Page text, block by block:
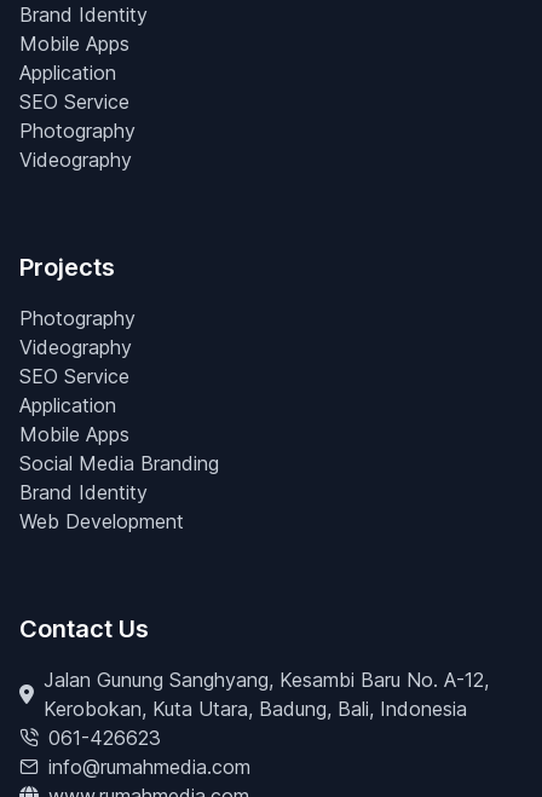
Brand Identity
Mobile Apps
Application
SEO Service
Photography
Videography
Projects
Photography
Videography
SEO Service
Application
Mobile Apps
Social Media Branding
Brand Identity
Web Development
Contact Us
Jalan Gunung Sanghyang, Kesambi Baru No. A-12,
Kerobokan, Kuta Utara, Badung, Bali, Indonesia
061-426623
info@rumahmedia.com